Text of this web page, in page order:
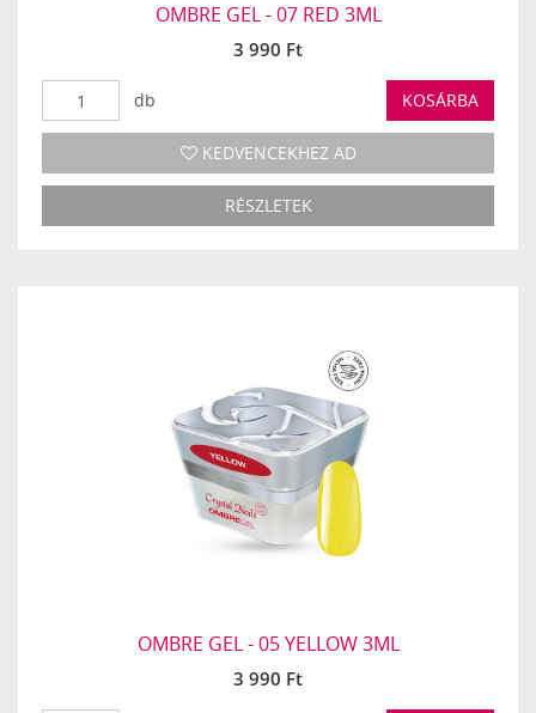
OMBRE GEL - 07 RED 3ML
3 990 Ft
db KOSÁRBA
KEDVENCEKHEZ AD
RÉSZLETEK
OMBRE GEL - 05 YELLOW 3ML
3 990 Ft